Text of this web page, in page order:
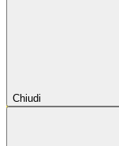
Chiudi